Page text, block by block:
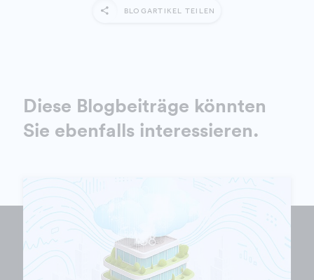
BLOGARTIKEL TEILEN
Diese Blogbeiträge könnten
Sie ebenfalls interessieren.